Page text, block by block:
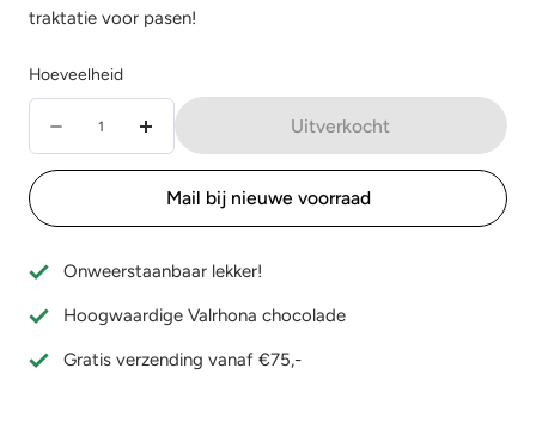
traktatie voor pasen!
Hoeveelheid
verminderen
Chocoladereep
Gezouten
Karamel
Verhoog
de
hoeveelheid
Paasei
Chocoladereep
Gezouten
Uitverkocht
Mail bij nieuwe voorraad
Onweerstaanbaar lekker!
Hoogwaardige Valrhona chocolade
Gratis verzending vanaf €75,-